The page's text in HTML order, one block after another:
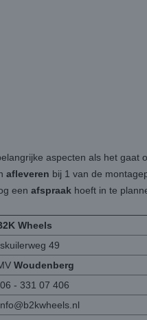
aspecten als het gaat
afleveren bij 1 van de
een afspraak hoeft in te
Wheels
49
Woudenberg
- 331 07 406